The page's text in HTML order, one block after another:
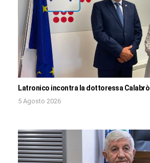
Latronico incontra la dottoressa Calabrò
5 Agosto 2026